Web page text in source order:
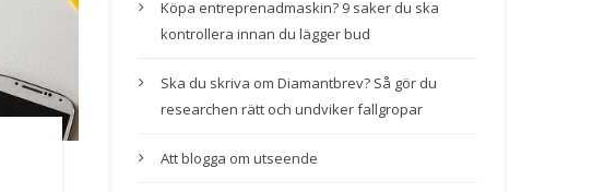
Köpa entreprenadmaskin? 9 saker du ska
kontrollera innan du lägger bud
Ska du skriva om Diamantbrev? Så gör du
researchen rätt och undviker fallgropar
Att blogga om utseende